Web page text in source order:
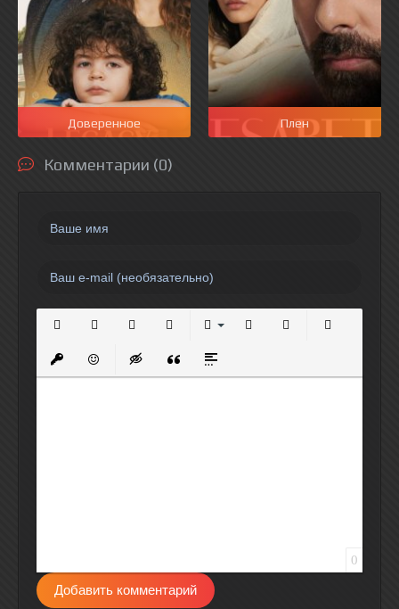
Доверенное Плен
Комментарии (0)
Вставить защищенную ссылку
Вставить смайлик
Вставка скрытого текста
Вставка цитаты
Вставка спойлера
0
Добавить комментарий